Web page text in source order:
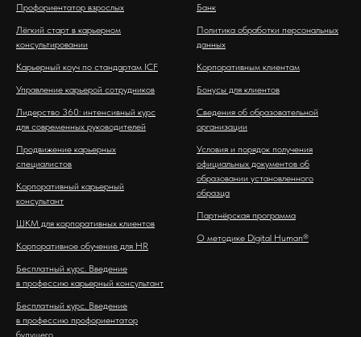
Профориентатор взрослых
Лёгкий старт в карьерном
консультировании
Карьерный коуч по стандартам ICF
Управление карьерой сотрудников
Лидерство 360: интенсивный курс
для современных руководителей
Продвижение карьерных
специалистов
Корпоративный карьерный
консультант
ШКМ для корпоративных клиентов
Корпоративное обучение для HR
Бесплатный курс. Введение
в профессию карьерный консультант
Бесплатный курс. Введение
в профессию профориентатор
будущего
Банк
Политика обработки персональных
данных
Корпоративным клиентам
Бонусы для клиентов
Сведения об образовательной
организации
Условия и порядок получения
официальных документов об
образовании установленного
образца
Партнёрская программа
О методике Digital Human®